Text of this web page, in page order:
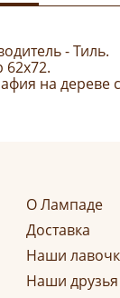
- Тиль.
62х72.
на дереве
О Лампаде
Доставка
Наши
Наши друзья